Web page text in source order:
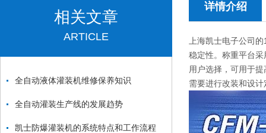
相关文章
ARTICLE
全自动液体灌装机维修保养知识
全自动灌装生产线的发展趋势
凯士防爆灌装机的系统特点和工作流程
详情介绍
上海凯士电子公司
稳定性。称重平台
用户选择，可用于
需要进行改装和设